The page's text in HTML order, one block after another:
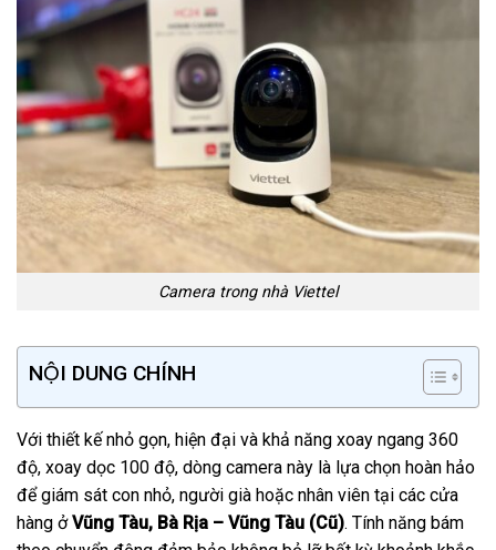
Camera trong nhà Viettel
NỘI DUNG CHÍNH
Với thiết kế nhỏ gọn, hiện đại và khả năng xoay ngang 360
độ, xoay dọc 100 độ, dòng camera này là lựa chọn hoàn hảo
để giám sát con nhỏ, người già hoặc nhân viên tại các cửa
hàng ởVũng Tàu, Bà Rịa – Vũng Tàu (Cũ). Tính năng bám